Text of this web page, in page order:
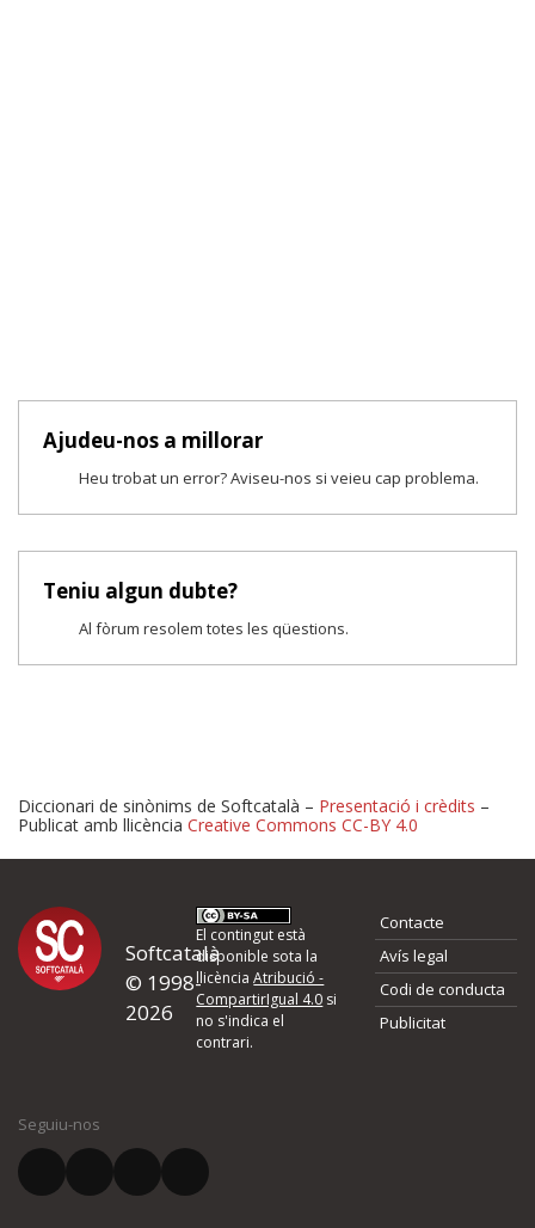
Ajudeu-nos a millorar
Heu trobat un error? Aviseu-nos si veieu cap problema.
Teniu algun dubte?
Al fòrum resolem totes les qüestions.
Proposeu-nos millores o
d'errors
Si heu trobat un error o voleu proposar alguna millora, ompliu els
quina és la millora que proposeu o l'error del qual voleu informar-
El vostre correu electrònic *
Diccionari de sinònims de Softcatalà – Presentació i crèdits –
Publicat amb llicència Creative Commons CC-BY 4.0
Softcatalà
© 1998-
2026
El contingut està
disponible sota la
llicènciaAtribució -
CompartirIgual 4.0 si
no s'indica el
contrari.
Contacte
Avís legal
Codi de conducta
Publicitat
Seguiu-nos